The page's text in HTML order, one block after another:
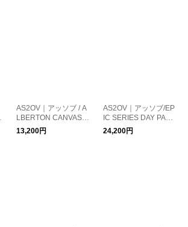
AS2OV｜アッソブ / A
LBERTON CANVAS T
OTE SSサイズ / アル
バートン キャンバス
13,200円
AS2OV｜アッソブ/EP
IC SERIES DAY PACK
バックパック リュッ
24,200円